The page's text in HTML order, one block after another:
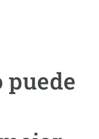
puede